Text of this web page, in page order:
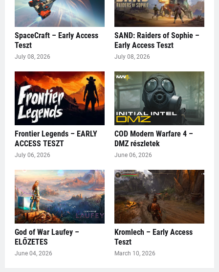
SpaceCraft – Early Access
Teszt
July 08, 2026
SAND: Raiders of Sophie –
Early Access Teszt
July 08, 2026
Frontier Legends – EARLY
ACCESS TESZT
July 06, 2026
COD Modern Warfare 4 –
DMZ részletek
June 06, 2026
God of War Laufey –
ELŐZETES
June 04, 2026
Kromlech – Early Access
Teszt
March 10, 2026